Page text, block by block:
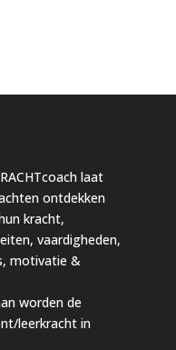
laat
ontdekken
kracht,
vaardigheden,
motivatie &
worden de
leerkracht in